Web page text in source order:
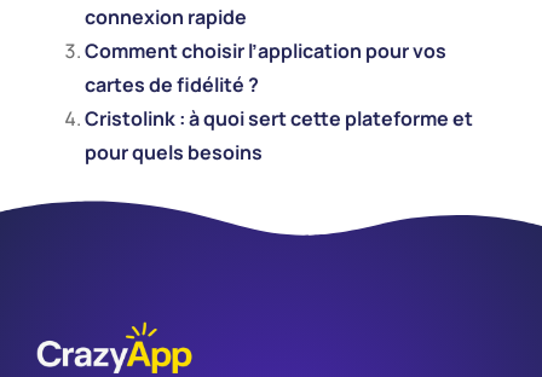
connexion rapide
Comment choisir l’application pour vos
cartes de fidélité ?
Cristolink : à quoi sert cette plateforme et
pour quels besoins